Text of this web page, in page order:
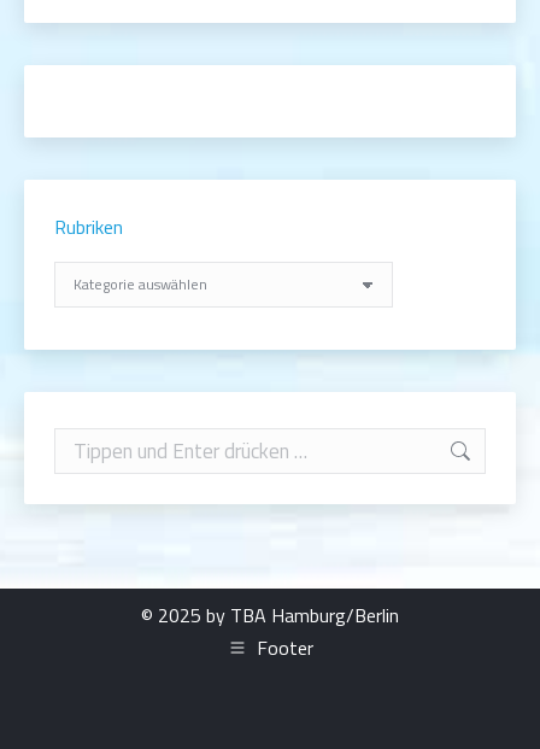
Rubriken
Rubriken
Search:
© 2025 by TBA Hamburg/Berlin
Footer